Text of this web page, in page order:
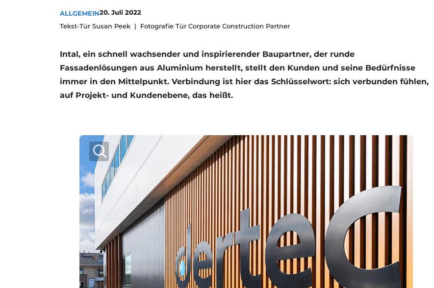
Podcasts
Datenschutz / Cookie-Erklärung
Freie Stellen
Videos
ALLGEMEIN20. Juli 2022
Tekst-Tür Susan Peek
Fotografie Tür Corporate Construction Partner
Intal, ein schnell wachsender und inspirierender Baupartner, der runde
Fassadenlösungen aus Aluminium herstellt, stellt den Kunden und seine Bedürfnisse
immer in den Mittelpunkt. Verbindung ist hier das Schlüsselwort: sich verbunden fühlen,
auf Projekt- und Kundenebene, das heißt.